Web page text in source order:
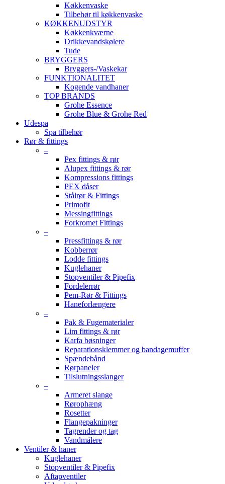
Køkkenvaske
Tilbehør til køkkenvaske
KØKKENUDSTYR
Køkkenkværne
Drikkevandskølere
Tude
BRYGGERS
Bryggers-/Vaskekar
FUNKTIONALITET
Kogende vandhaner
TOP BRANDS
Grohe Essence
Grohe Blue & Grohe Red
Udespa
Spa tilbehør
Rør & fittings
–
Pex fittings & rør
Alupex fittings & rør
Kompressions fittings
PEX dåser
Stålrør & Fittings
Primofit
Messingfittings
Forkromet Fittings
–
Pressfittings & rør
Kobberrør
Lodde fittings
Kuglehaner
Stopventiler & Pipefix
Fordelerrør
Pem-Rør & Fittings
Haneforlængere
–
Pak & Fugematerialer
Lim fittings & rør
Karfa bøsninger
Reparationsklemmer og bandagemuffer
Spændebånd
Rørpaneler
Tilslutningsslanger
–
Armeret slange
Rørophæng
Rosetter
Flangepakninger
Tagrender og tag
Vandmålere
Ventiler & haner
Kuglehaner
Stopventiler & Pipefix
Aftapventiler